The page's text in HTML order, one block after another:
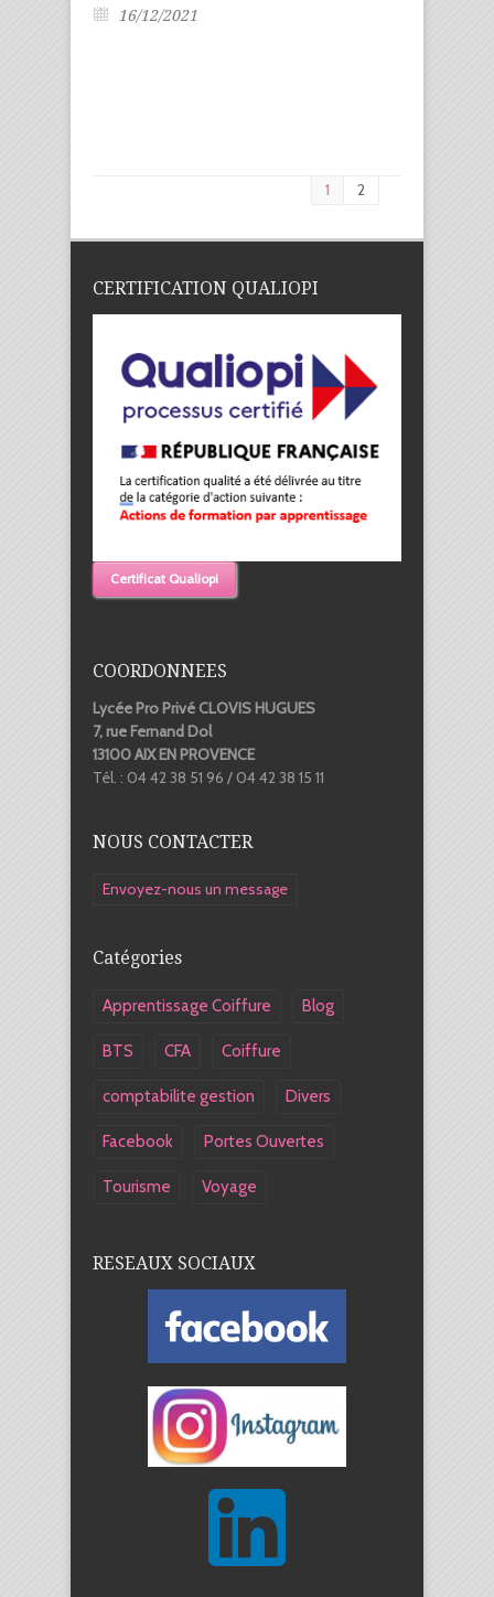
16/12/2021
1 2
CERTIFICATION QUALIOPI
Certificat Qualiopi
COORDONNEES
Lycée Pro Privé CLOVIS HUGUES
7, rue Fernand Dol
13100 AIX EN PROVENCE
Tél. : 04 42 38 51 96 / 04 42 38 15 11
NOUS CONTACTER
Envoyez-nous un message
Catégories
Apprentissage Coiffure Blog
BTS CFA Coiffure
comptabilite gestion Divers
Facebook Portes Ouvertes
Tourisme Voyage
RESEAUX SOCIAUX